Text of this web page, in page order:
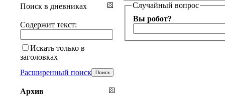
Случайный вопрос
Вы робот?
Поиск в дневниках
Содержит текст:
Искать только в
заголовках
Расширенный поиск
Архив